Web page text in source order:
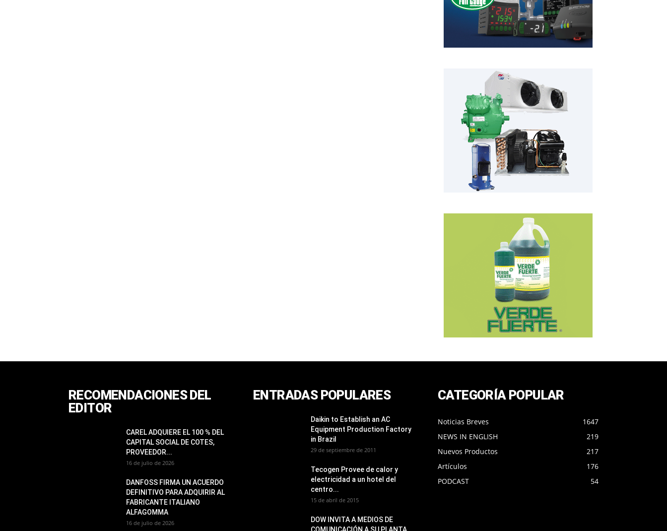
RECOMENDACIONES DEL
EDITOR
CAREL ADQUIERE EL 100 % DEL
CAPITAL SOCIAL DE COTES,
PROVEEDOR...
16 de julio de 2026
DANFOSS FIRMA UN ACUERDO
DEFINITIVO PARA ADQUIRIR AL
FABRICANTE ITALIANO
ALFAGOMMA
16 de julio de 2026
ENTRADAS POPULARES
Daikin to Establish an AC
Equipment Production Factory
in Brazil
29 de septiembre de 2011
Tecogen Provee de calor y
electricidad a un hotel del
centro...
15 de abril de 2015
DOW INVITA A MEDIOS DE
CATEGORÍA POPULAR
Noticias Breves
1647
NEWS IN ENGLISH
219
Nuevos Productos
217
Artículos
176
PODCAST
54